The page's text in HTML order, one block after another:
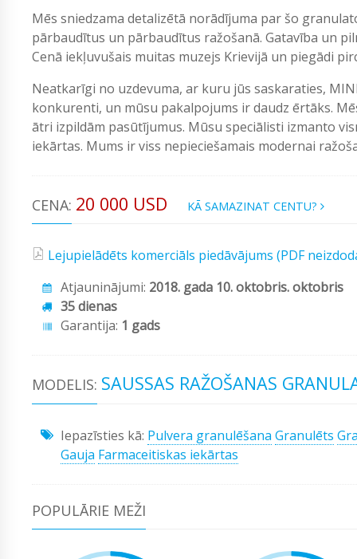
Mēs sniedzama detalizētā norādījuma par šo
pārbaudītus un pārbaudītus ražošanā. Gatavība un
Cenā iekļuvušais muitas muzejs Krievijā un piegādi
Neatkarīgi no uzdevuma, ar kuru jūs saskaraties,
konkurenti, un mūsu pakalpojums ir daudz ērtāks.
ātri izpildām pasūtījumus. Mūsu speciālisti izmanto
iekārtas. Mums ir viss nepieciešamais modernai
CENA: 20 000 USD KĀ SAMAZINAT CENTU?
Lejupielādēts komerciāls piedāvājums (PDF
Atjauninājumi: 2018. gada 10. oktobris. oktobris
35 dienas
Garantija: 1 gads
MODELIS: SAUSSAS RAŽOŠANAS
Iepazīsties kā: Pulvera granulēšana Granulēts
Gauja Farmaceitiskas iekārtas
POPULĀRIE MEŽI